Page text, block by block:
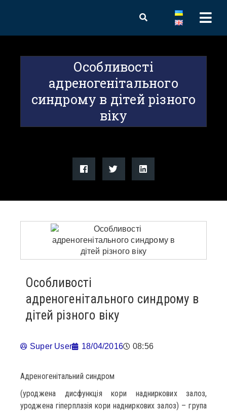
Особливості
адреногенітального
синдрому в дітей різного
віку
Особливості
адреногенітального синдрому в
дітей різного віку
Super User 18/04/2016 08:56
Адреногенітальний синдром
(уроджена дисфункція кори надниркових залоз,
уроджена гіперплазія кори надниркових залоз) – група